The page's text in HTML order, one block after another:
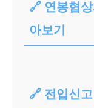
🔗 연봉협
아보기
🔗 전입신